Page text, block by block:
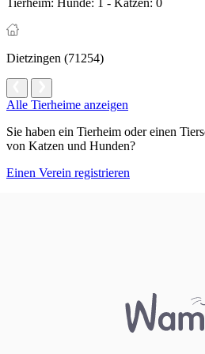
Tierheim: Hunde: 1 - Katzen: 0
Dietzingen (71254)
Alle Tierheime anzeigen
Sie haben ein Tierheim oder einen
von Katzen und Hunden?
Einen Verein registrieren